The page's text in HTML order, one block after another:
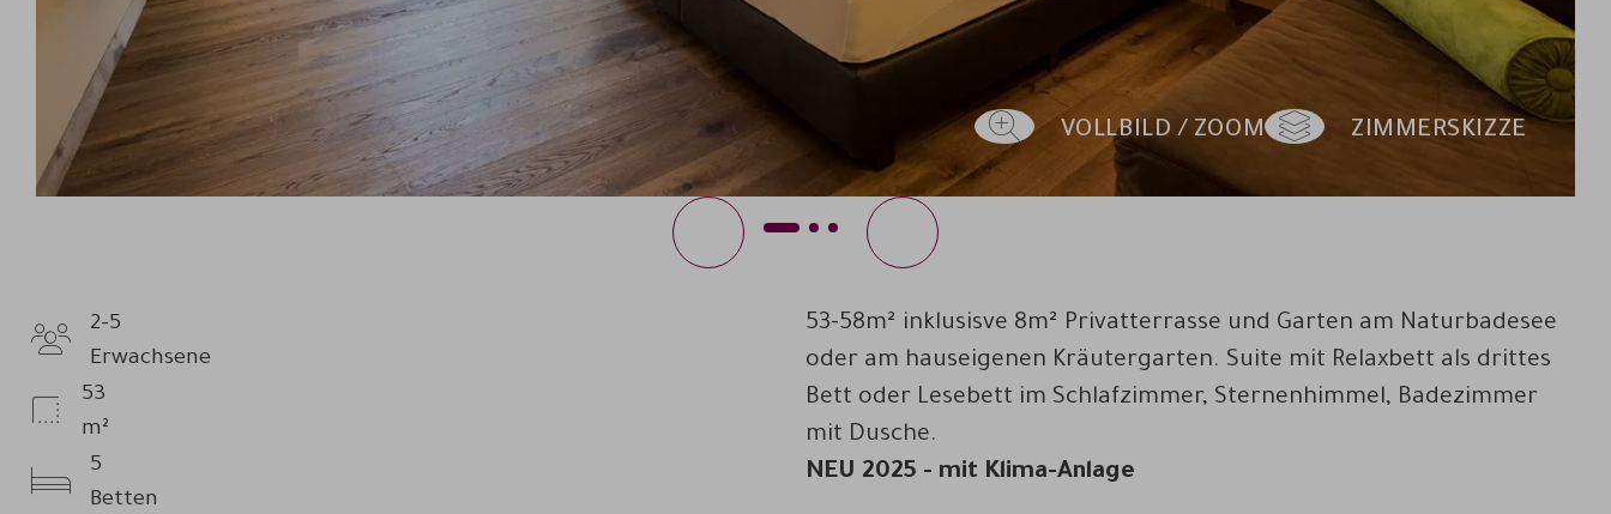
VOLLBILD / ZOOM ZIMMERSKIZZE
Previous Next
1
53-58m² inklusisve 8m² Privatterrasse und Garten am Naturbadesee
oder am hauseigenen Kräutergarten. Suite mit Relaxbett als drittes
Bett oder Lesebett im Schlafzimmer, Sternenhimmel, Badezimmer
mit Dusche.
NEU 2025 - mit Klima-Anlage
Anzahl
Erwachsene
2-5
Erwachsene
Zimmergröße
53
m²
Betten
5
Betten